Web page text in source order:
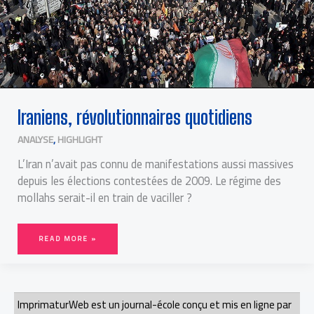
Iraniens, révolutionnaires quotidiens
ANALYSE,HIGHLIGHT
L’Iran n’avait pas connu de manifestations aussi massives
depuis les élections contestées de 2009. Le régime des
mollahs serait-il en train de vaciller ?
READ MORE »
ImprimaturWeb est un journal-école conçu et mis en ligne par